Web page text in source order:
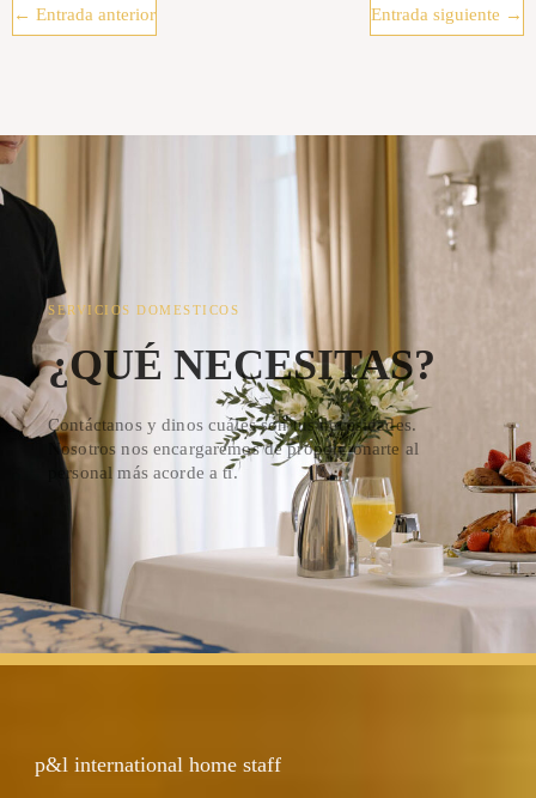
← Entrada anterior Entrada siguiente →
SERVICIOS DOMESTICOS
¿QUÉ NECESITAS?
Contáctanos y dinos cuáles son tus necesidades.
Nosotros nos encargaremos de proporcionarte al
personal más acorde a ti.
p&l international home staff